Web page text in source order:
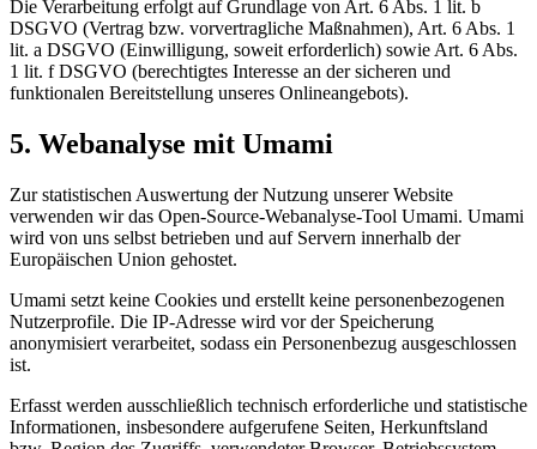
Die Verarbeitung erfolgt auf Grundlage von Art. 6 Abs. 1 lit. b
DSGVO (Vertrag bzw. vorvertragliche Maßnahmen), Art. 6 Abs. 1
lit. a DSGVO (Einwilligung, soweit erforderlich) sowie Art. 6 Abs.
1 lit. f DSGVO (berechtigtes Interesse an der sicheren und
funktionalen Bereitstellung unseres Onlineangebots).
5. Webanalyse mit Umami
Zur statistischen Auswertung der Nutzung unserer Website
verwenden wir das Open-Source-Webanalyse-Tool Umami. Umami
wird von uns selbst betrieben und auf Servern innerhalb der
Europäischen Union gehostet.
Umami setzt keine Cookies und erstellt keine personenbezogenen
Nutzerprofile. Die IP-Adresse wird vor der Speicherung
anonymisiert verarbeitet, sodass ein Personenbezug ausgeschlossen
ist.
Erfasst werden ausschließlich technisch erforderliche und statistische
Informationen, insbesondere aufgerufene Seiten, Herkunftsland